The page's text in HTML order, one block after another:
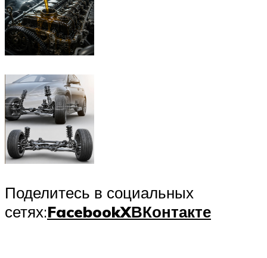
Поделитесь в социальных
сетях:FacebookXВКонтакте